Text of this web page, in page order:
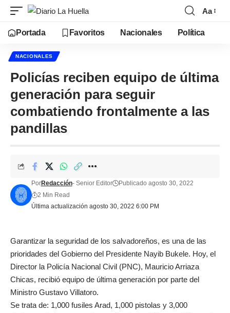
Aa
Portada Favoritos Nacionales Política
NACIONALES
Policías reciben equipo de última
generación para seguir
combatiendo frontalmente a las
pandillas
Última actualización agosto 30, 2022 6:00 PM
PorRedacción- Senior Editor
Publicado agosto 30, 2022
2 Min Read
Garantizar la seguridad de los salvadoreños, es una de las
prioridades del Gobierno del Presidente Nayib Bukele. Hoy, el
Director la Policía Nacional Civil (PNC), Mauricio Arriaza
Chicas, recibió equipo de última generación por parte del
Ministro Gustavo Villatoro.
Se trata de: 1,000 fusiles Arad, 1,000 pistolas y 3,000